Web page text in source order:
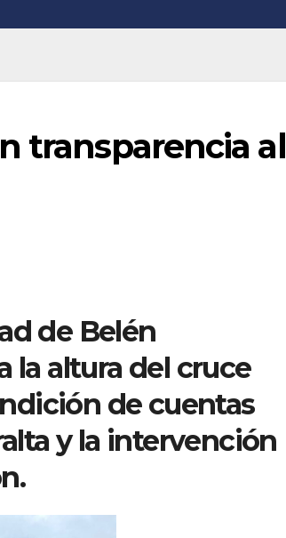
transparencia al
de Belén
la altura del cruce
de cuentas
y la intervención